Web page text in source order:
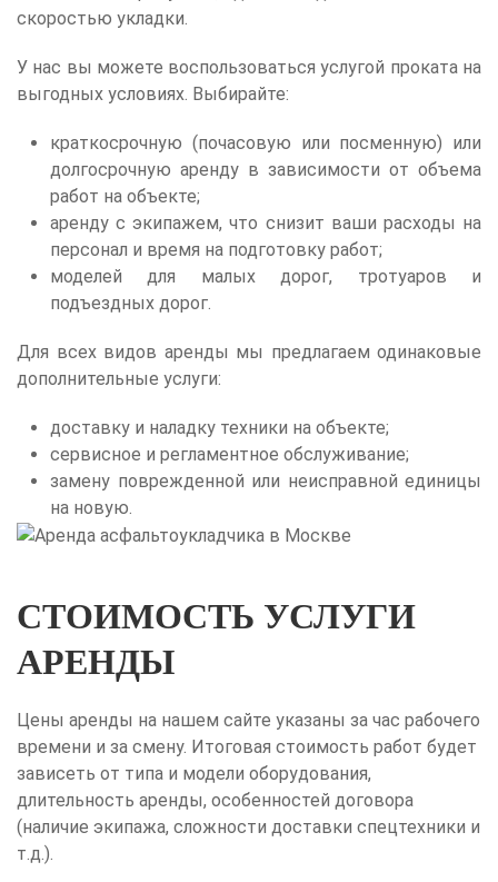
скоростью укладки.
У нас вы можете воспользоваться услугой проката на
выгодных условиях. Выбирайте:
краткосрочную (почасовую или посменную) или
долгосрочную аренду в зависимости от объема
работ на объекте;
аренду с экипажем, что снизит ваши расходы на
персонал и время на подготовку работ;
моделей для малых дорог, тротуаров и
подъездных дорог.
Для всех видов аренды мы предлагаем одинаковые
дополнительные услуги:
доставку и наладку техники на объекте;
сервисное и регламентное обслуживание;
замену поврежденной или неисправной единицы
на новую.
СТОИМОСТЬ УСЛУГИ
АРЕНДЫ
Цены аренды на нашем сайте указаны за час рабочего
времени и за смену. Итоговая стоимость работ будет
зависеть от типа и модели оборудования,
длительность аренды, особенностей договора
(наличие экипажа, сложности доставки спецтехники и
т.д.).